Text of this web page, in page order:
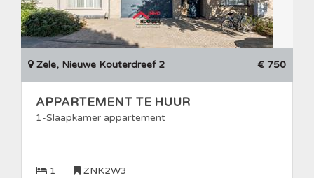
Zele, Nieuwe Kouterdreef 2 € 750
APPARTEMENT TE HUUR
1-Slaapkamer appartement
1 ZNK2W3